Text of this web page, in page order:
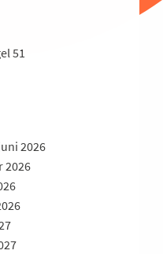
51
2026
2026